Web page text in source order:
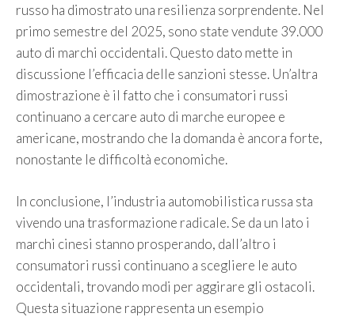
russo ha dimostrato una resilienza sorprendente. Nel
primo semestre del 2025, sono state vendute 39.000
auto di marchi occidentali. Questo dato mette in
discussione l’efficacia delle sanzioni stesse. Un’altra
dimostrazione è il fatto che i consumatori russi
continuano a cercare auto di marche europee e
americane, mostrando che la domanda è ancora forte,
nonostante le difficoltà economiche.
In conclusione, l’industria automobilistica russa sta
vivendo una trasformazione radicale. Se da un lato i
marchi cinesi stanno prosperando, dall’altro i
consumatori russi continuano a scegliere le auto
occidentali, trovando modi per aggirare gli ostacoli.
Questa situazione rappresenta un esempio